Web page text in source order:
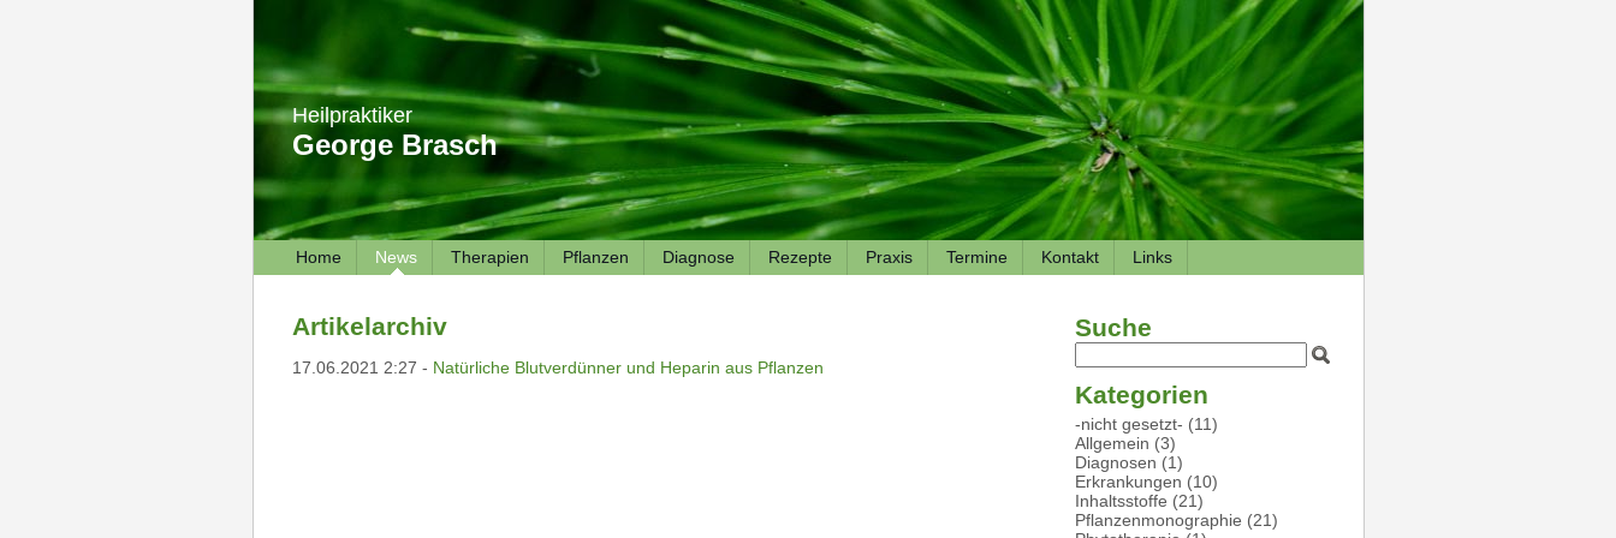
Heilpraktiker
George Brasch
Home News Therapien Pflanzen Diagnose Rezepte Praxis Termine Kontakt Links
Artikelarchiv
17.06.2021 2:27 - Natürliche Blutverdünner und Heparin aus Pflanzen
Suche
Kategorien
-nicht gesetzt- (11)
Allgemein (3)
Diagnosen (1)
Erkrankungen (10)
Inhaltsstoffe (21)
Pflanzenmonographie (21)